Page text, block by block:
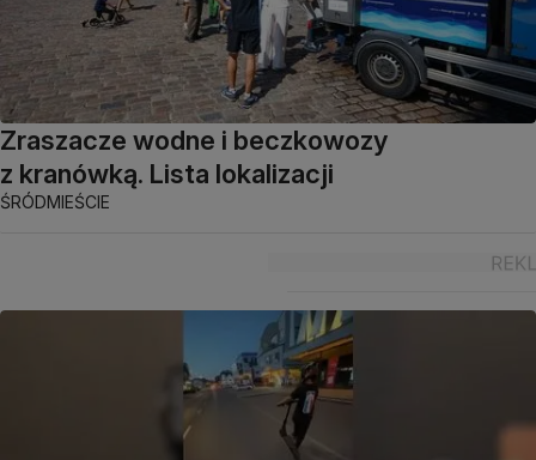
Zraszacze wodne i beczkowozy
z kranówką. Lista lokalizacji
ŚRÓDMIEŚCIE